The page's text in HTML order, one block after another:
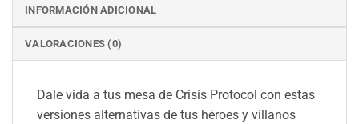
INFORMACIÓN ADICIONAL
VALORACIONES (0)
Dale vida a tus mesa de Crisis Protocol con estas
versiones alternativas de tus héroes y villanos